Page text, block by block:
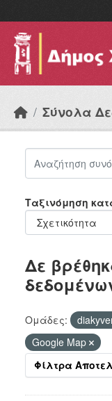
Σύνολα
Ταξινόμηση
Δε
Ομάδες:
Google Map
Φίλτρα